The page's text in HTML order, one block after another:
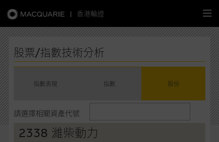
| 香港輪證
股票/指數技術分析
指數表現 指數 股份
請選擇相關資產代號
2338 濰柴動力